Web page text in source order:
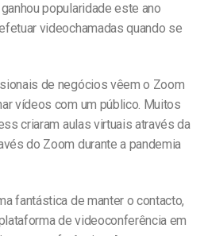
popularidade este ano
videochamadas quando se
de negócios vêem o Zoom
vídeos com um público. Muitos
criaram aulas virtuais através da
do Zoom durante a pandemia
fantástica de manter o contacto,
de videoconferência em